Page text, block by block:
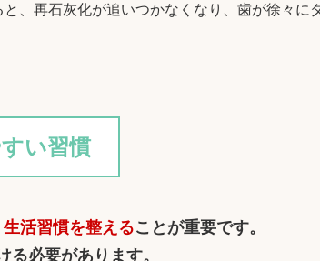
と、再石灰化が追いつかなくなり、歯が徐々に
い習慣
生活習慣を整えることが重要です。
る必要があります。